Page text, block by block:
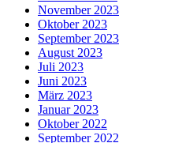
November 2023
Oktober 2023
September 2023
August 2023
Juli 2023
Juni 2023
März 2023
Januar 2023
Oktober 2022
September 2022